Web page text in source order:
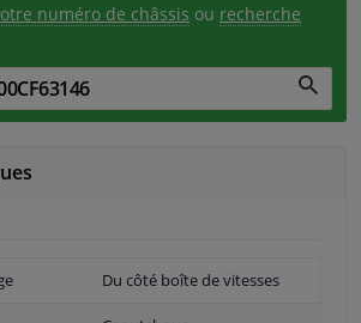
numéro de châssis ou recherche
Du côté boîte de vitesses